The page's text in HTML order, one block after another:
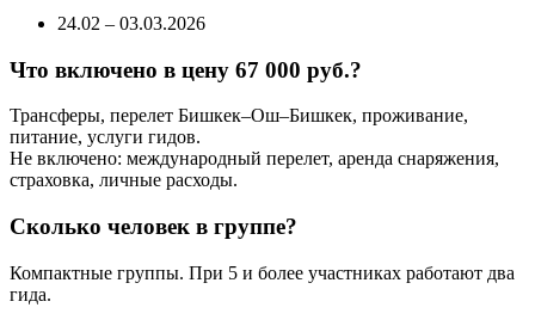
24.02 – 03.03.2026
Что включено в цену 67 000 руб.?
Трансферы, перелет Бишкек–Ош–Бишкек, проживание,
питание, услуги гидов.
Не включено: международный перелет, аренда снаряжения,
страховка, личные расходы.
Сколько человек в группе?
Компактные группы. При 5 и более участниках работают два
гида.